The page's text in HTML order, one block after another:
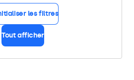
les filtres
Tout afficher